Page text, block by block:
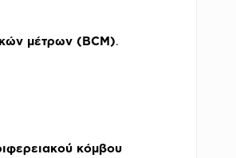
μέτρων (BCM).
κόμβου